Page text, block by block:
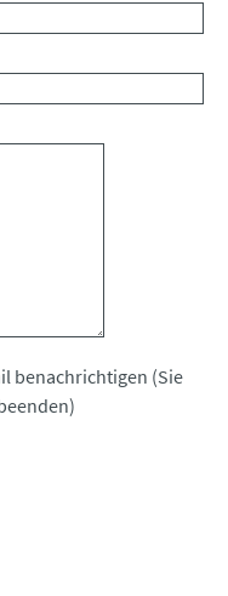
benachrichtigen (Sie